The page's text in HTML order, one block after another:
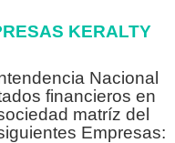
KERALTY
Nacional
financieros en
matríz del
Empresas: